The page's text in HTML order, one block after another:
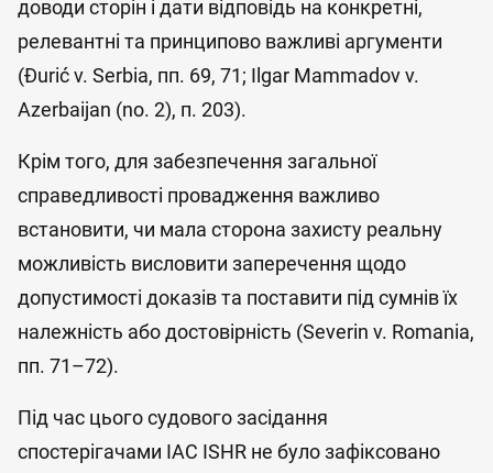
доводи сторін і дати відповідь на конкретні,
релевантні та принципово важливі аргументи
(Đurić v. Serbia, пп. 69, 71; Ilgar Mammadov v.
Azerbaijan (no. 2), п. 203).
Крім того, для забезпечення загальної
справедливості провадження важливо
встановити, чи мала сторона захисту реальну
можливість висловити заперечення щодо
допустимості доказів та поставити під сумнів їх
належність або достовірність (Severin v. Romania,
пп. 71–72).
Під час цього судового засідання
спостерігачами IAC ISHR не було зафіксовано